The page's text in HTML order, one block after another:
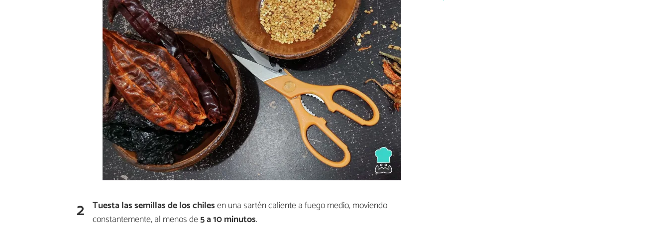
2 Tuesta las semillas de los chilesen una sartén caliente a fuego medio, moviendo
constantemente, al menos de5 a 10 minutos.